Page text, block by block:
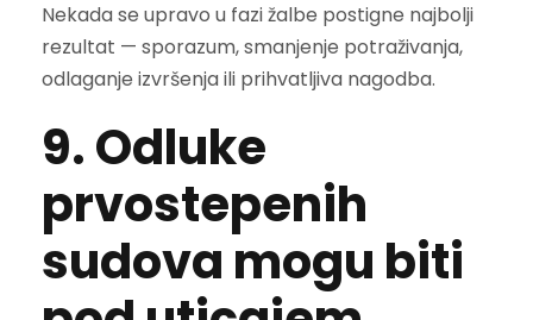
Nekada se upravo u fazi žalbe postigne najbolji
rezultat — sporazum, smanjenje potraživanja,
odlaganje izvršenja ili prihvatljiva nagodba.
9. Odluke
prvostepenih
sudova mogu biti